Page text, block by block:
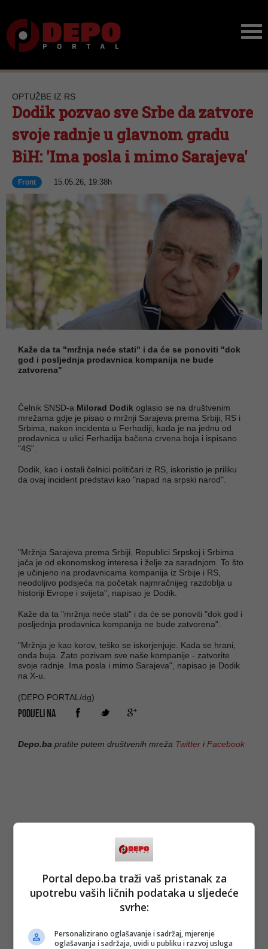
OPTUŽBE IZ RS
Dodik pozvao sve Srbe da zatvore
svoje radnje u glavnom gradu
BiH: 'Ima posla i mimo Sarajeva'
Front 15.05.26, 19:38h
Kaže da ta "mržnja neće stati" i da će se ponoviti "dok
god i posljednja prodavnica kompanija ne bude
zatvorena"
Čelnik SNSD-a Milorad Dodik oglasio se na društvenim
mrežama gdje je pisao o mržnji Sarajeva prema Srbiji, RS i
Srbima, nakon incidenta u Ferhadiji, kada je na jednu od
prodavnica u ulici Ferhadija bačena crvena boja i ispisano
"4S".
Dodik, kao i ostali čelnici političari iz RS, iskoristio je priliku
da ovaj incident predstavi kao "napad na srpski narod".
"Mržnja Sarajeva prema Srbiji, Republici Srpskoj i Srbima
jača je od ekonomskog interesa i želje za saradnjom. To što
je učinjeno na prodavnicama kompanija iz Srbije i RS,
neodoljivo podsjeća na početak najmračnijeg razdoblja u
historiji Evrope i svijeta", napisao je Dodik.
Kaže da ta "mržnja neće stati" i da će se ponoviti "dok god i
posljednja prodavnica kompanija ne bude zatvorena".
"Mržnja je kao korov, teško se iskorjenjuje. Kada se hrani,
onda buja. Zato pozivam sve naše kompanije - zatvorite
svoje radnje. Ima posla i mimo Sarajeva", napisao je Dodik
na X-u.
(DEPO PORTAL/dg)
PODIJELI NA
Depo.ba pratite putem društvenih mreža Twitter iFacebook
Portal depo.ba traži vaš pristanak za
upotrebu vaših ličnih podataka u sljedeće
svrhe:
Personalizirano oglašavanje i sadržaj, mjerenje
oglašavanja i sadržaja, uvidi u publiku i razvoj usluga